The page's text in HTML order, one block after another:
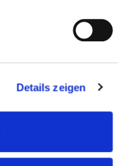
Details zeigen